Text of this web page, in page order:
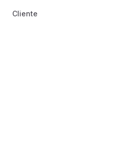
Cliente